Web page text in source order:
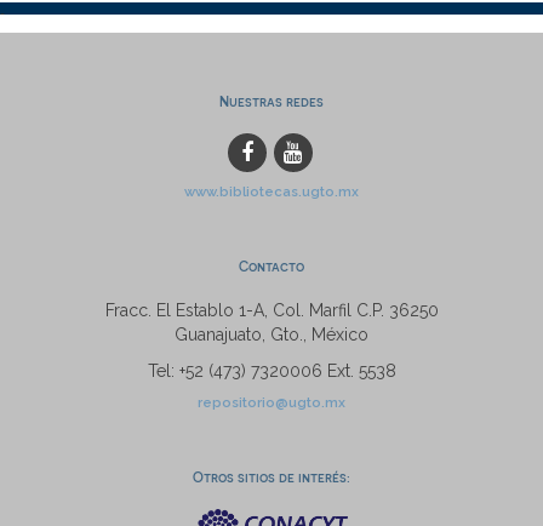
Nuestras redes
www.bibliotecas.ugto.mx
Contacto
Fracc. El Establo 1-A, Col. Marfil C.P. 36250
Guanajuato, Gto., México
Tel: +52 (473) 7320006 Ext. 5538
repositorio@ugto.mx
Otros sitios de interés: